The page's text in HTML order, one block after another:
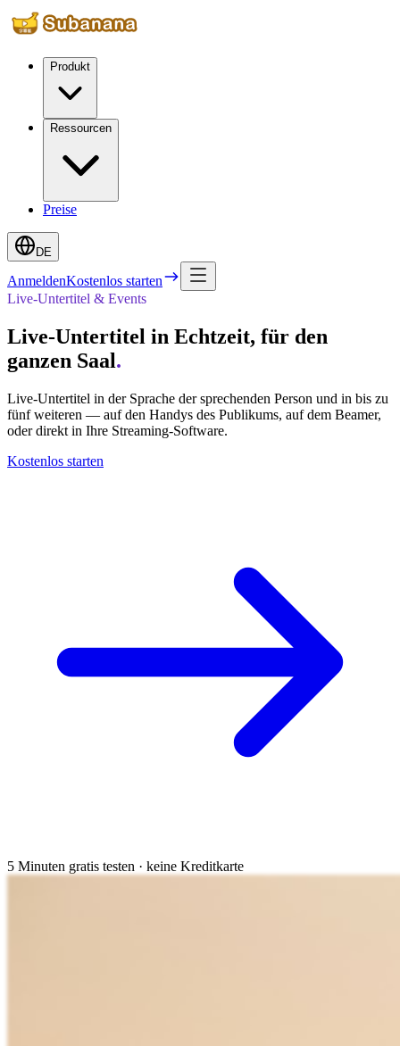
Produkt
Ressourcen
Preise
DE
AnmeldenKostenlos starten
Live-Untertitel & Events
Live-Untertitel in Echtzeit, für den
ganzen Saal.
Live-Untertitel in der Sprache der sprechenden Person und in bis zu
fünf weiteren — auf den Handys des Publikums, auf dem Beamer,
oder direkt in Ihre Streaming-Software.
Kostenlos starten
5 Minuten gratis testen · keine Kreditkarte